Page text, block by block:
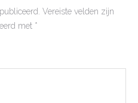
Vereiste velden zijn
met *